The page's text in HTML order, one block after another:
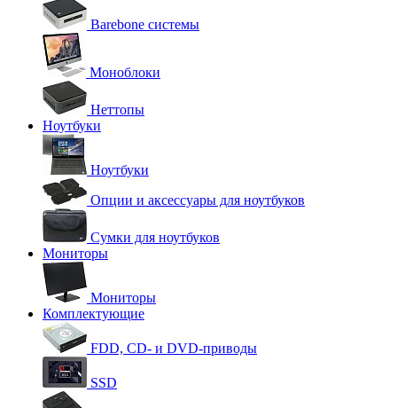
Barebone системы
Моноблоки
Неттопы
Ноутбуки
Ноутбуки
Опции и аксессуары для ноутбуков
Сумки для ноутбуков
Мониторы
Мониторы
Комплектующие
FDD, CD- и DVD-приводы
SSD